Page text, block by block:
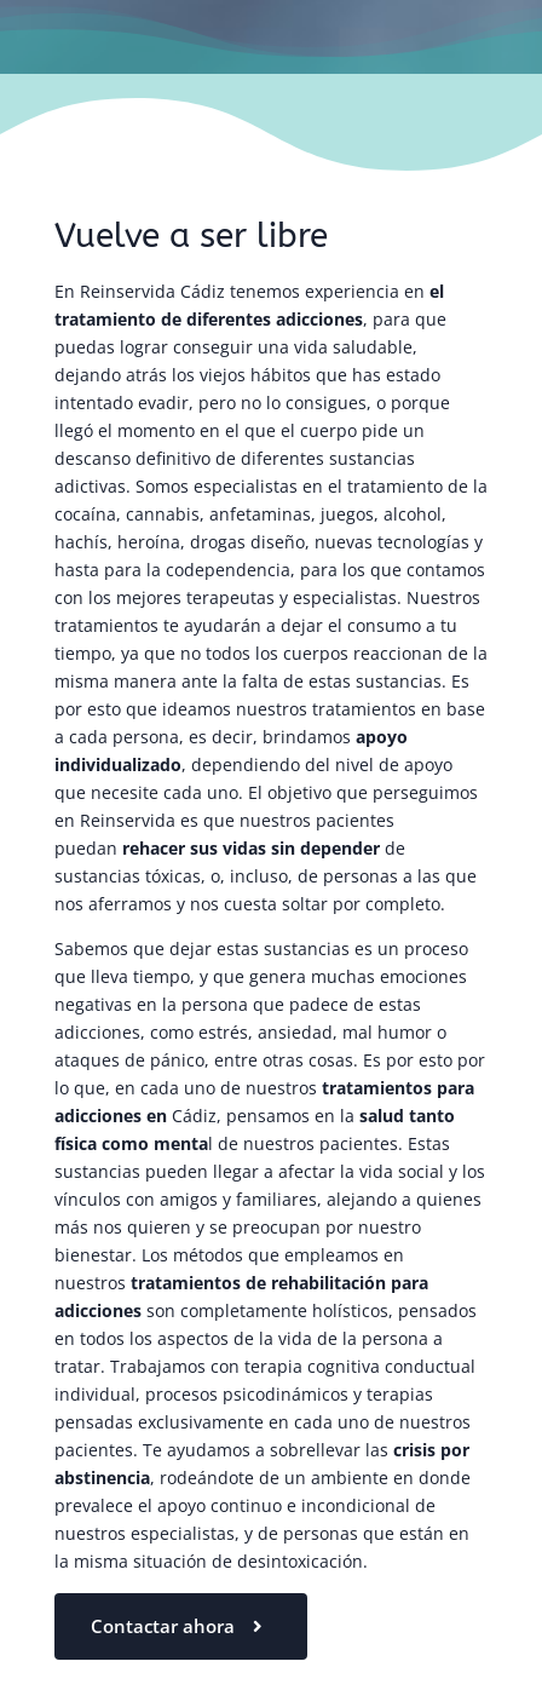
Vuelve a ser libre
En Reinservida Cádiz tenemos experiencia en el
tratamiento de diferentes adicciones, para que
puedas lograr conseguir una vida saludable,
dejando atrás los viejos hábitos que has estado
intentado evadir, pero no lo consigues, o porque
llegó el momento en el que el cuerpo pide un
descanso definitivo de diferentes sustancias
adictivas. Somos especialistas en el tratamiento de la
cocaína, cannabis, anfetaminas, juegos, alcohol,
hachís, heroína, drogas diseño, nuevas tecnologías y
hasta para la codependencia, para los que contamos
con los mejores terapeutas y especialistas. Nuestros
tratamientos te ayudarán a dejar el consumo a tu
tiempo, ya que no todos los cuerpos reaccionan de la
misma manera ante la falta de estas sustancias. Es
por esto que ideamos nuestros tratamientos en base
a cada persona, es decir, brindamos apoyo
individualizado, dependiendo del nivel de apoyo
que necesite cada uno. El objetivo que perseguimos
en Reinservida es que nuestros pacientes
puedan rehacer sus vidas sin dependerde
sustancias tóxicas, o, incluso, de personas a las que
nos aferramos y nos cuesta soltar por completo.
Sabemos que dejar estas sustancias es un proceso
que lleva tiempo, y que genera muchas emociones
negativas en la persona que padece de estas
adicciones, como estrés, ansiedad, mal humor o
ataques de pánico, entre otras cosas. Es por esto por
lo que, en cada uno de nuestros tratamientos para
adicciones en Cádiz, pensamos en la salud tanto
física como mental de nuestros pacientes. Estas
sustancias pueden llegar a afectar la vida social y los
vínculos con amigos y familiares, alejando a quienes
más nos quieren y se preocupan por nuestro
bienestar. Los métodos que empleamos en
nuestros tratamientos de rehabilitación para
adiccionesson completamente holísticos, pensados
en todos los aspectos de la vida de la persona a
tratar. Trabajamos con terapia cognitiva conductual
individual, procesos psicodinámicos y terapias
pensadas exclusivamente en cada uno de nuestros
pacientes. Te ayudamos a sobrellevar las crisis por
abstinencia, rodeándote de un ambiente en donde
prevalece el apoyo continuo e incondicional de
nuestros especialistas, y de personas que están en
la misma situación de desintoxicación.
Contactar ahora